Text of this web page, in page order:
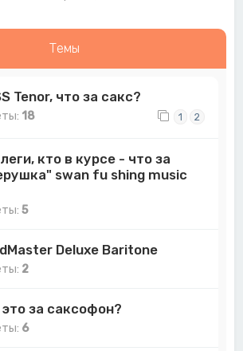
Темы
Tenor, что за сакс?
18 1 2
кто в курсе - что за
swan fu shing music
5
Deluxe Baritone
2
за саксофон?
6